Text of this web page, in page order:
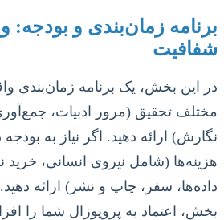
برنامه زمان‌بندی و بودجه:
شفافیت
در این بخش، یک برنامه زمان‌بندی
مختلف تحقیق (مرور ادبیات،
نگارش) ارائه دهید. اگر نیاز به بودجه
هزینه‌ها (شامل نیروی انسانی، خرید
داده‌ها، سفر، چاپ و نشر) ارائه
بخش، اعتماد به پروپوزال شما را